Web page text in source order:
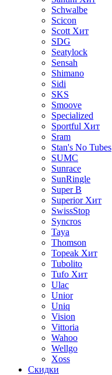
Schwalbe
Scicon
Scott Хит
SDG
Seatylock
Sensah
Shimano
Sidi
SKS
Smoove
Specialized
Sportful Хит
Sram
Stan's No Tubes
SUMC
Sunrace
SunRingle
Super B
Superior Хит
SwissStop
Syncros
Taya
Thomson
Topeak Хит
Tubolito
Tufo Хит
Ulac
Unior
Uniq
Vision
Vittoria
Wahoo
Wellgo
Xoss
Скидки